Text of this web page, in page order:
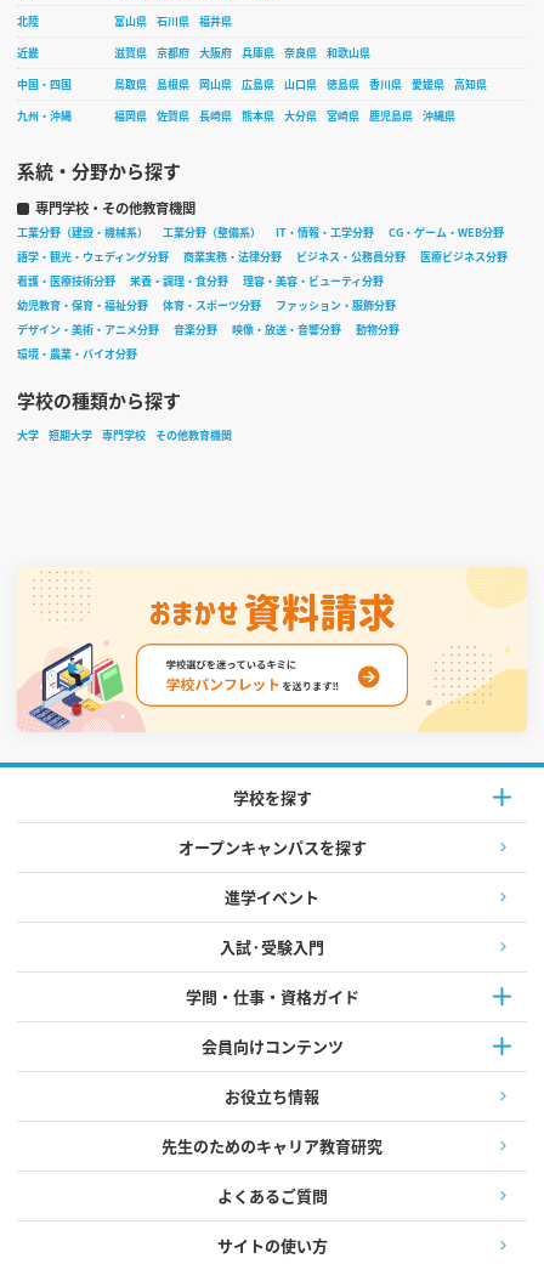
北陸
富山県 石川県
福井県
近畿
滋賀県 京都府 大阪府 兵庫県 奈良県
和歌山県
中国・四国
鳥取県 島根県 岡山県 広島県 山口県 徳島県 香川県 愛媛県
高知県
九州・沖縄
福岡県 佐賀県 長崎県 熊本県 大分県 宮崎県 鹿児島県 沖縄県
系統・分野から探す
専門学校・その他教育機関
工業分野（建設・機械系） 工業分野（整備系） IT・情報・工学分野
CG・ゲーム・WEB分野
語学・観光・ウェディング分野
商業実務・法律分野 ビジネス・公務員分野
医療ビジネス分野
看護・医療技術分野
栄養・調理・食分野
理容・美容・ビューティ分野
幼児教育・保育・福祉分野
体育・スポーツ分野
ファッション・服飾分野
デザイン・美術・アニメ分野
音楽分野 映像・放送・音響分野
動物分野
環境・農業・バイオ分野
学校の種類から探す
大学 短期大学 専門学校 その他教育機関
学校を探す
オープンキャンパスを探す
進学イベント
入試·受験入門
学問・仕事・資格ガイド
会員向けコンテンツ
お役立ち情報
先生のためのキャリア教育研究
よくあるご質問
サイトの使い方